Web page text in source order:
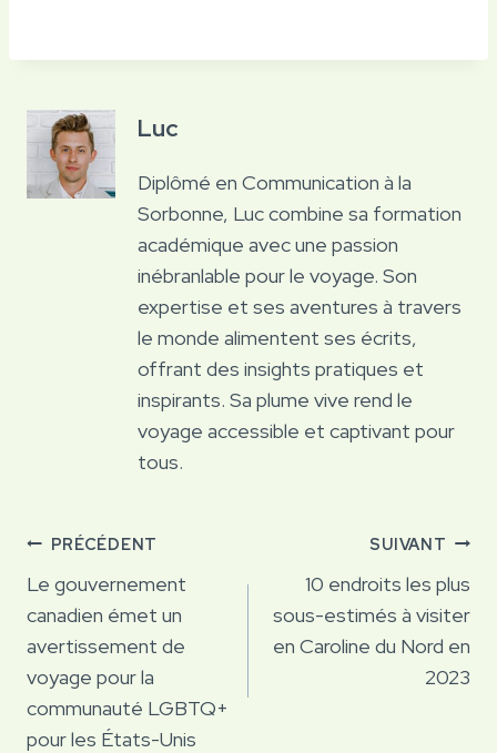
Luc
Diplômé en Communication à la
Sorbonne, Luc combine sa formation
académique avec une passion
inébranlable pour le voyage. Son
expertise et ses aventures à travers
le monde alimentent ses écrits,
offrant des insights pratiques et
inspirants. Sa plume vive rend le
voyage accessible et captivant pour
tous.
Navigation
de
l’article
PRÉCÉDENT
Le gouvernement
canadien émet un
avertissement de
voyage pour la
communauté LGBTQ+
pour les États-Unis
SUIVANT
10 endroits les plus
sous-estimés à visiter
en Caroline du Nord en
2023